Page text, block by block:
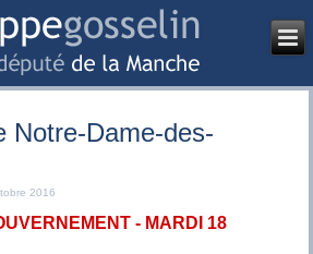
Notre-Dame-des-
2016
- MARDI 18